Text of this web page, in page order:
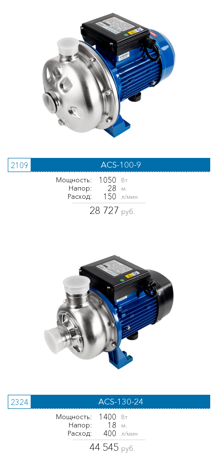
2109 ACS-100-9
Мощность: 1050 Вт
Напор: 28 м.
Расход: 150 л/мин
28 727 руб.
2324 ACS-130-24
Мощность: 1400 Вт
Напор: 18 м.
Расход: 400 л/мин
44 545 руб.